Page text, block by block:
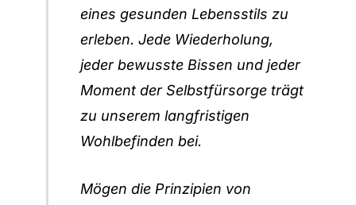
eines gesunden Lebensstils zu
erleben. Jede Wiederholung,
jeder bewusste Bissen und jeder
Moment der Selbstfürsorge trägt
zu unserem langfristigen
Wohlbefinden bei.
Mögen die Prinzipien von